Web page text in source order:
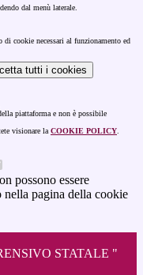
dal menù laterale.
cookie necessari al funzionamento ed
tutti i cookies
piattaforma e non è possibile
visionare la COOKIE POLICY
possono essere
pagina della cookie
STATALE "